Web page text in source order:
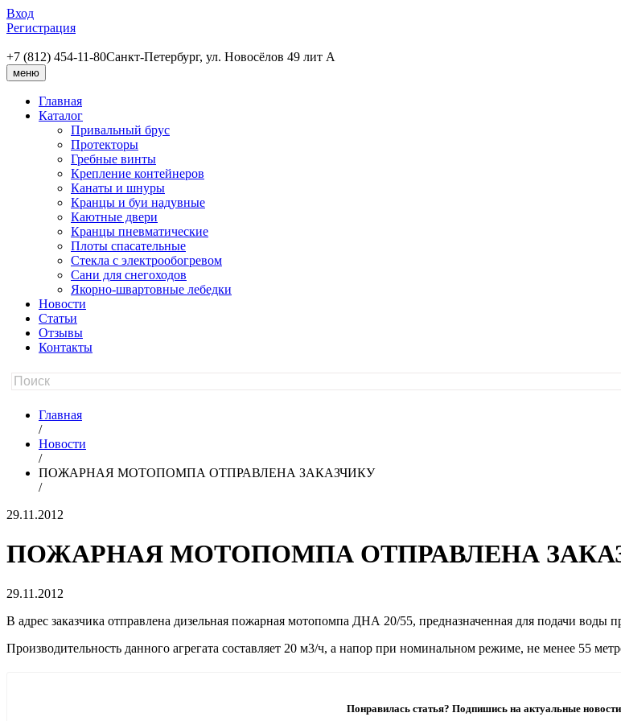
Вход
Регистрация
+7 (812) 454-11-80Санкт-Петербург, ул. Новосёлов 49 лит А
меню
Главная
Каталог
Привальный брус
Протекторы
Гребные винты
Крепление контейнеров
Канаты и шнуры
Кранцы и буи надувные
Каютные двери
Кранцы пневматические
Плоты спасательные
Стекла с электрообогревом
Сани для снегоходов
Якорно-швартовные лебедки
Новости
Статьи
Отзывы
Контакты
Главная
/
Новости
/
ПОЖАРНАЯ МОТОПОМПА ОТПРАВЛЕНА ЗАКАЗЧИКУ
/
29.11.2012
ПОЖАРНАЯ МОТОПОМПА ОТПРАВЛЕНА
29.11.2012
В адрес заказчика отправлена дизельная пожарная мотопомпа ДНА 20/55, предназначенная для подачи воды
Производительность данного агрегата составляет 20 м3/ч, а напор при номинальном режиме, не менее 55
Понравилась статья? Подпишись на актуальные